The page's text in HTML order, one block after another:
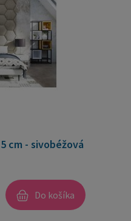
cm - sivobéžová
Do košíka